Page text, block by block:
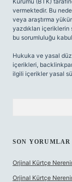
vermektedir. Bu
veya araştırma
yazdıkları
bu sorumluluğu
Hukuka ve yasal
içerikleri,
ilgili içerikler yasal
SON YORUMLAR
Orjinal Kürtçe
Orjinal Kürtçe